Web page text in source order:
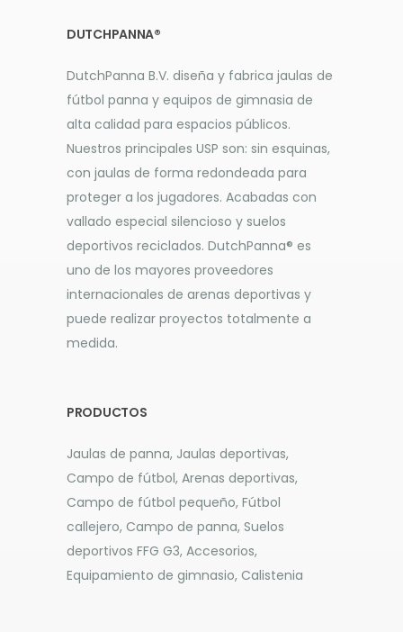
DUTCHPANNA®
DutchPanna B.V. diseña y fabrica jaulas de
fútbol panna y equipos de gimnasia de
alta calidad para espacios públicos.
Nuestros principales USP son: sin esquinas,
con jaulas de forma redondeada para
proteger a los jugadores. Acabadas con
vallado especial silencioso y suelos
deportivos reciclados. DutchPanna® es
uno de los mayores proveedores
internacionales de arenas deportivas y
puede realizar proyectos totalmente a
medida.
PRODUCTOS
Jaulas de panna, Jaulas deportivas,
Campo de fútbol, Arenas deportivas,
Campo de fútbol pequeño, Fútbol
callejero, Campo de panna, Suelos
deportivos FFG G3, Accesorios,
Equipamiento de gimnasio, Calistenia